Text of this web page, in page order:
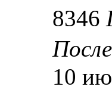
8346
10